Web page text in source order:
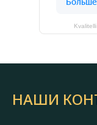
НАШИ